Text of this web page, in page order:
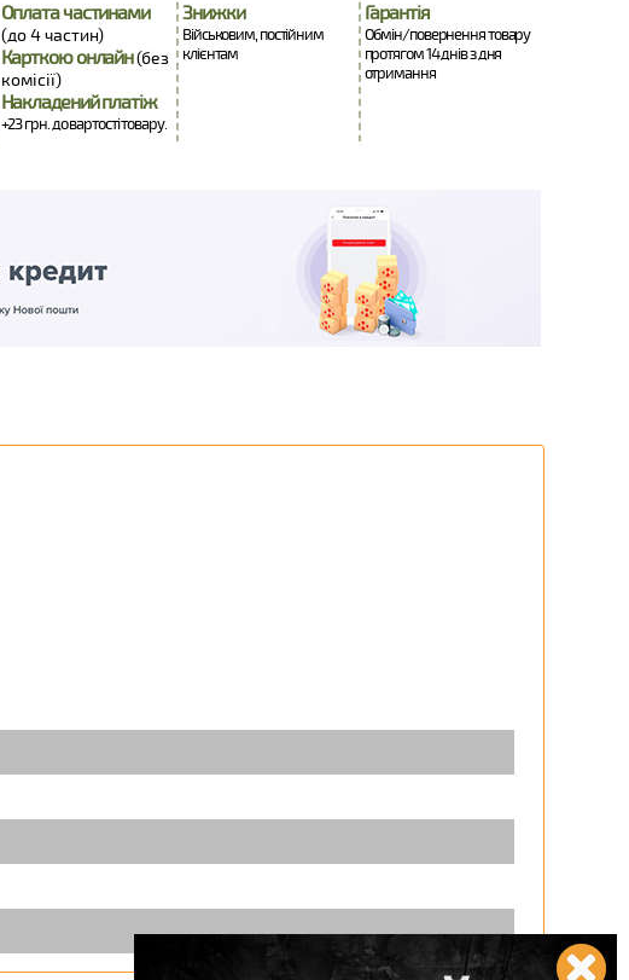
Оплата частинами
(до 4 частин)
Карткою онлайн(без
комісії)
Накладений платіж
+23 грн. до вартості товару.
Знижки
Військовим, постійним
клієнтам
Гарантія
Обмін/повернення товару
протягом 14 днів з дня
отримання